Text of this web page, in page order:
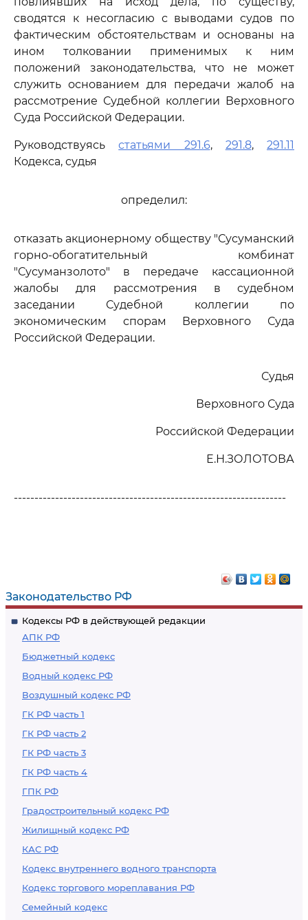
Законодательство РФ
Кодексы РФ в действующей редакции
АПК РФ
Бюджетный кодекс
Водный кодекс РФ
Воздушный кодекс РФ
ГК РФ часть 1
ГК РФ часть 2
ГК РФ часть 3
ГК РФ часть 4
ГПК РФ
Градостроительный кодекс РФ
Жилищный кодекс РФ
КАС РФ
Кодекс внутреннего водного транспорта
Кодекс торгового мореплавания РФ
Семейный кодекс
сводятся к несогласию с выводами судов по
фактическим обстоятельствам и основаны на
ином толковании применимых к ним
положений законодательства, что не может
служить основанием для передачи жалоб на
рассмотрение Судебной коллегии Верховного
Суда Российской Федерации.
Руководствуясьстатьями 291.6, 291.8, 291.11
Кодекса, судья
определил:
отказать акционерному обществу "Сусуманский
горно-обогатительный комбинат
"Сусуманзолото" в передаче кассационной
жалобы для рассмотрения в судебном
заседании Судебной коллегии по
экономическим спорам Верховного Суда
Российской Федерации.
Судья
Верховного Суда
Российской Федерации
Е.Н.ЗОЛОТОВА
------------------------------------------------------------------